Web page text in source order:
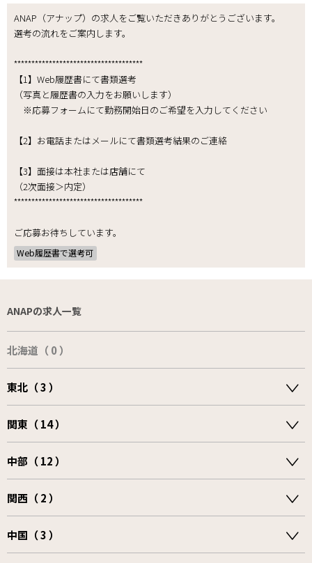
ANAP（アナップ）の求人をご覧いただきありがとうございます。
選考の流れをご案内します。
*************************************
【1】Web履歴書にて書類選考
（写真と履歴書の入力をお願いします）
※応募フォームにて勤務開始日のご希望を入力してください
【2】お電話またはメールにて書類選考結果のご連絡
【3】面接は本社または店舗にて
（2次面接＞内定）
*************************************
ご応募お待ちしています。
Web履歴書で選考可
ANAPの求人一覧
北海道（ 0 ）
東北（ 3 ）
関東（ 14 ）
中部（ 12 ）
関西（ 2 ）
中国（ 3 ）